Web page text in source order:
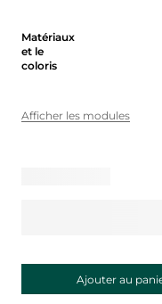
Matériaux
et le
coloris
Afficher les modules
Ajouter au